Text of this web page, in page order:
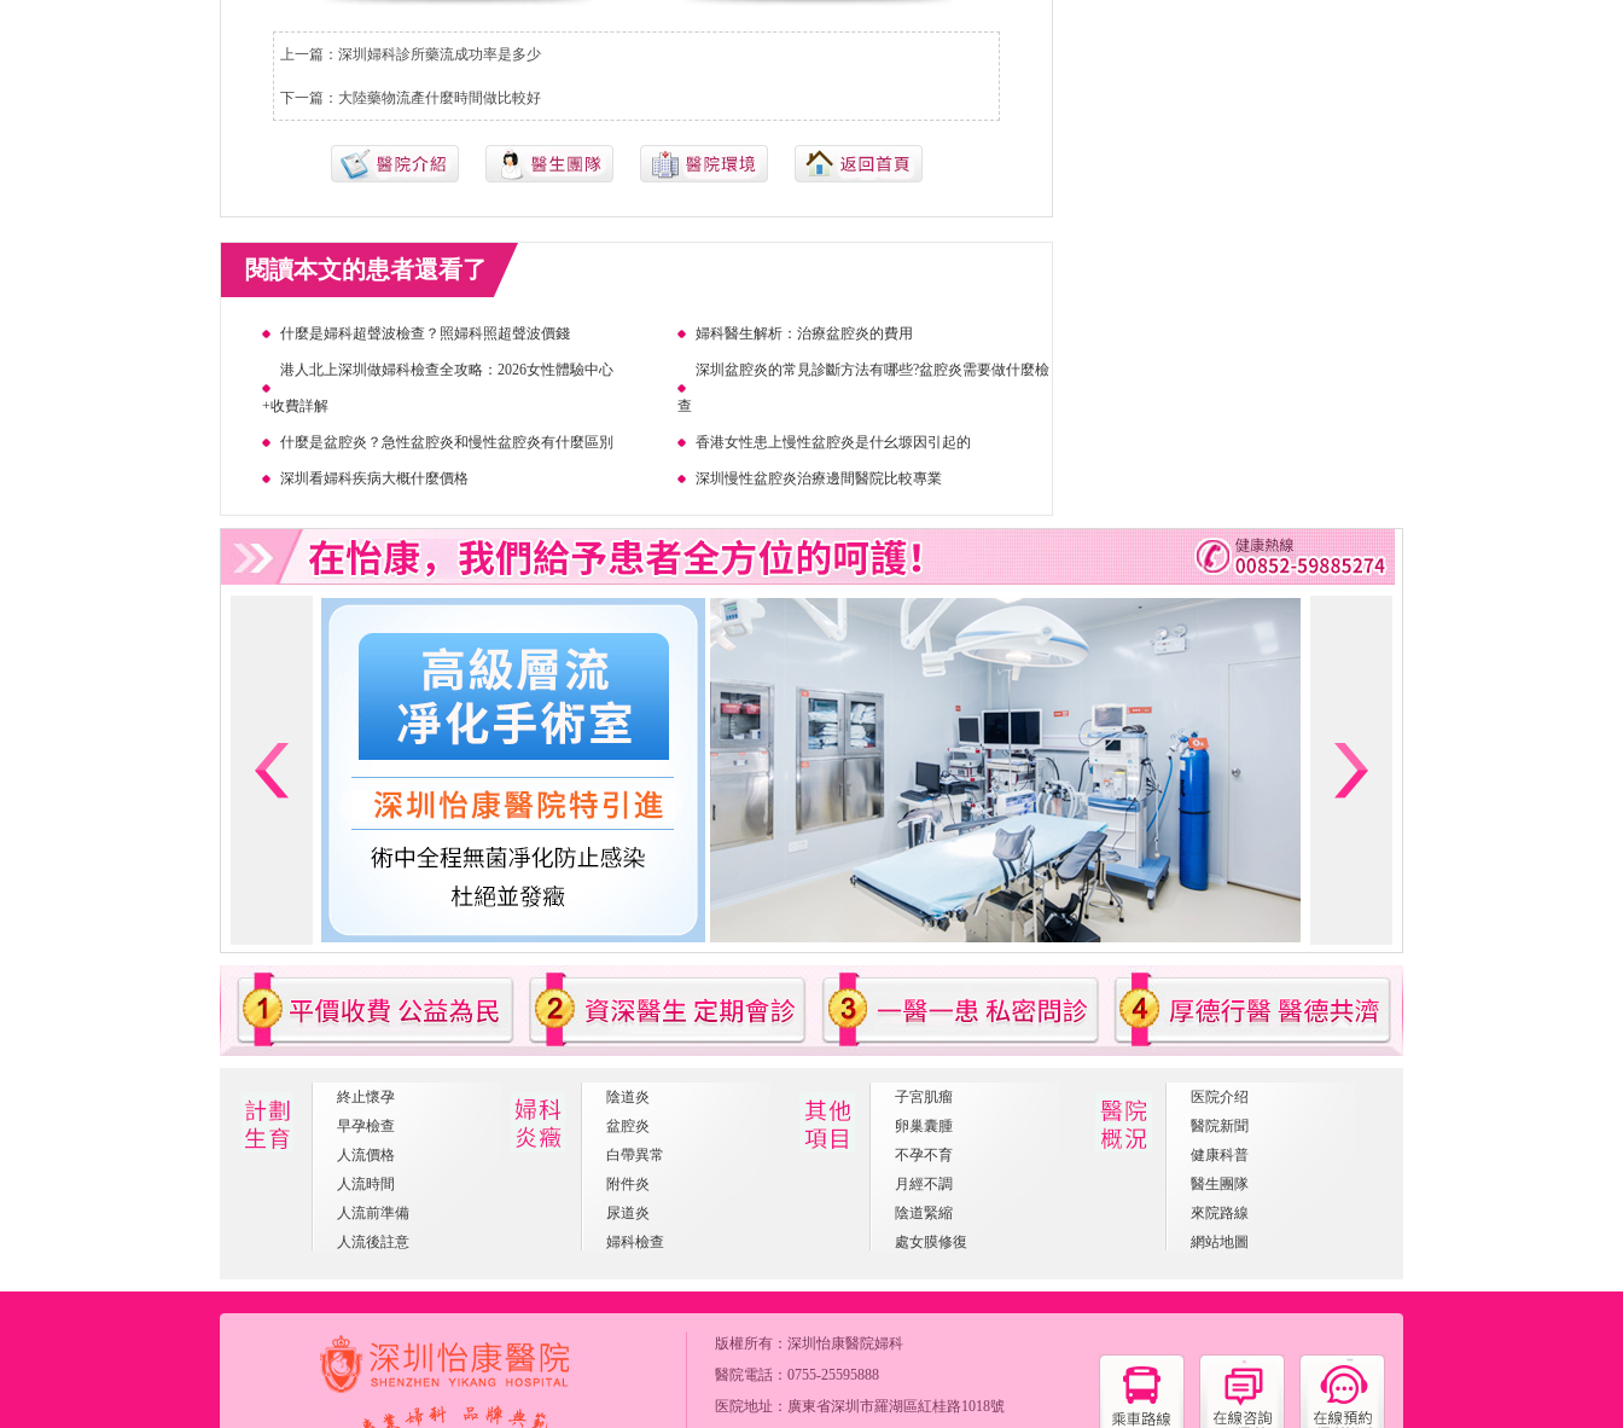
上一篇： 深圳婦科診所藥流成功率是多少
下一篇： 大陸藥物流產什麼時間做比較好
閱讀本文的患者還看了
什麼是婦科超聲波檢查？照婦科照超聲波價錢 婦科醫生解析：治療盆腔炎的費用
港人北上深圳做婦科檢查全攻略：2026女性體驗中心
+收費詳解
深圳盆腔炎的常見診斷方法有哪些?盆腔炎需要做什麼檢
查
什麼是盆腔炎？急性盆腔炎和慢性盆腔炎有什麼區別 香港女性患上慢性盆腔炎是什幺塬因引起的
深圳看婦科疾病大概什麼價格 深圳慢性盆腔炎治療邊間醫院比較專業
終止懷孕
早孕檢查
人流價格
人流時間
人流前準備
人流後註意
陰道炎
盆腔炎
白帶異常
附件炎
尿道炎
婦科檢查
子宮肌瘤
卵巢囊腫
不孕不育
月經不調
陰道緊縮
處女膜修復
医院介绍
醫院新聞
健康科普
醫生團隊
來院路線
網站地圖
版權所有： 深圳怡康醫院婦科
醫院電話：0755-25595888
医院地址：廣東省深圳市羅湖區紅桂路1018號